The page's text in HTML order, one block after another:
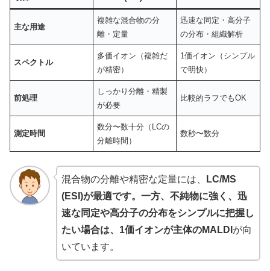
主な用途
複雑な混合物の分
離・定量
迅速な同定・高分子
の分布・組織解析
スペクトル
多価イオン（複雑だ
が精密）
1価イオン（シンプル
で明快）
前処理
しっかり分離・精製
が必要
比較的ラフでもOK
測定時間
数分〜数十分（LCの
分離時間）
数秒〜数分
混合物の分離や精密な定量には、
LC/MS
(ESI)が最適です。一方、不純物に強く、迅
速な同定や高分子の分布をシンプルに把握し
たい場合は、1価イオンが主体のMALDI が向
いています。